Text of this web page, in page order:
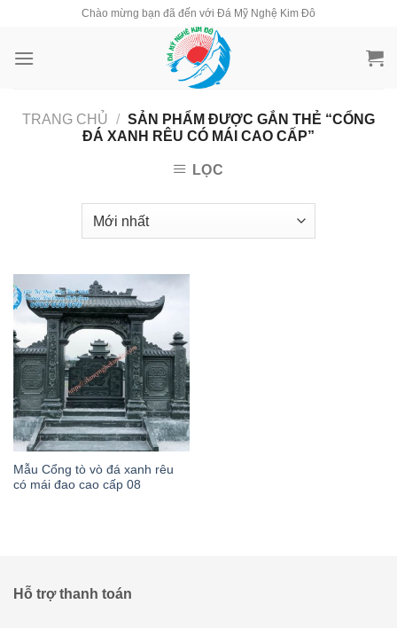
content
Chào mừng bạn đã đến với Đá Mỹ Nghệ Kim Đô
TRANG CHỦ / SẢN PHẨM ĐƯỢC GẮN THẺ “CỔNG
ĐÁ XANH RÊU CÓ MÁI CAO CẤP”
LỌC
Mẫu Cổng tò vò đá xanh rêu
có mái đao cao cấp 08
Hỗ trợ thanh toán